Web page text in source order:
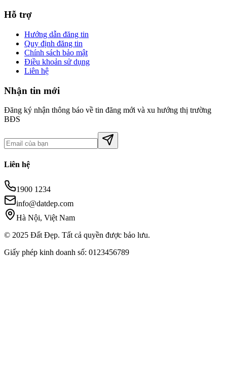
Hỗ trợ
Hướng dẫn đăng tin
Quy định đăng tin
Chính sách bảo mật
Điều khoản sử dụng
Liên hệ
Nhận tin mới
Đăng ký nhận thông báo về tin đăng mới và xu hướng thị trường
BĐS
Liên hệ
1900 1234
info@datdep.com
Hà Nội, Việt Nam
© 2025 Đất Đẹp. Tất cả quyền được bảo lưu.
Giấy phép kinh doanh số: 0123456789